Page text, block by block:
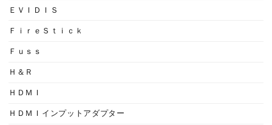
ＥＶＩＤＩＳ
ＦｉｒｅＳｔｉｃｋ
Ｆｕｓｓ
Ｈ＆Ｒ
ＨＤＭＩ
ＨＤＭＩインプットアダプター